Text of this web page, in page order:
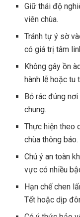
Giữ thái độ
viên chùa.
Tránh tự ý sờ
có giá trị tâm
Không gây ồn
hành lễ hoặc tu
Bỏ rác đúng
chung.
Thực hiện theo
chùa thông báo.
Chú ý an toàn
vực có nhiều
Hạn chế chen
Tết hoặc dịp